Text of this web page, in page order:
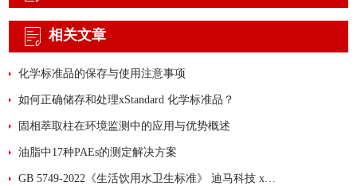
相关文章
化学标准品的保存与使用注意事项
如何正确储存和处理xStandard 化学标准品？
固相萃取柱在环境监测中的应用与优势概述
油脂中17种PAEs的测定解决方案
GB 5749-2022《生活饮用水卫生标准》 迪马科技 xStandard 标准品大汇总！